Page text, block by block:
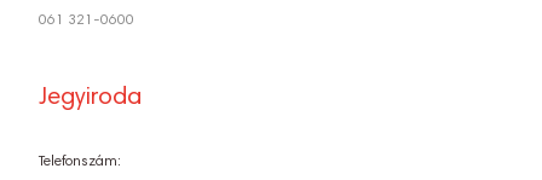
061 321-0600
Jegyiroda
Telefonszám: